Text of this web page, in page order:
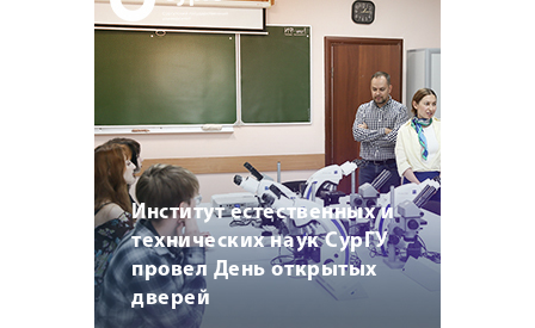
Институт естественных и
технических наук СурГУ
провел День открытых
дверей